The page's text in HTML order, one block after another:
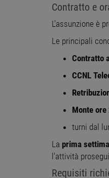
Contratto e
L'assunzione è
Le principali
Contratto
CCNL
Monte ore
turni dal
La prima
l'attività
Requisiti